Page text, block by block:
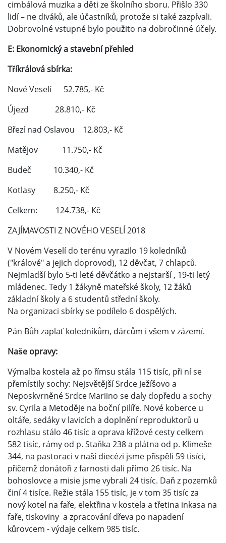
cimbálová muzika a děti ze školního sboru. Přišlo 330
lidí – ne diváků, ale účastníků, protože si také zazpívali.
Dobrovolné vstupné bylo použito na dobročinné účely.
E: Ekonomický a stavební přehled
Tříkrálová sbírka:
Nové Veselí 52.785,- Kč
Újezd 28.810,- Kč
Březí nad Oslavou 12.803,- Kč
Matějov 11.750,- Kč
Budeč 10.340,- Kč
Kotlasy 8.250,- Kč
Celkem: 124.738,- Kč
ZAJÍMAVOSTI Z NOVÉHO VESELÍ 2018
V Novém Veselí do terénu vyrazilo 19 koledníků
("králové" a jejich doprovod), 12 děvčat, 7 chlapců.
Nejmladší bylo 5-ti leté děvčátko a nejstarší , 19-ti letý
mládenec. Tedy 1 žákyně mateřské školy, 12 žáků
základní školy a 6 studentů střední školy.
Na organizaci sbírky se podílelo 6 dospělých.
Pán Bůh zaplať koledníkům, dárcům i všem v zázemí.
Naše opravy:
Výmalba kostela až po římsu stála 115 tisíc, při ní se
přemístily sochy: Nejsvětější Srdce Ježíšovo a
Neposkvrněné Srdce Mariino se daly dopředu a sochy
sv. Cyrila a Metoděje na boční pilíře. Nové koberce u
oltáře, sedáky v lavicích a doplnění reproduktorů u
rozhlasu stálo 46 tisíc a oprava křížové cesty celkem
582 tisíc, rámy od p. Staňka 238 a plátna od p. Klimeše
344, na pastoraci v naší diecézi jsme přispěli 59 tisíci,
přičemž donátoři z farnosti dali přímo 26 tisíc. Na
bohoslovce a misie jsme vybrali 24 tisíc. Daň z pozemků
činí 4 tisíce. Režie stála 155 tisíc, je v tom 35 tisíc za
nový kotel na faře, elektřina v kostela a třetina inkasa na
faře, tiskoviny a zpracování dřeva po napadení
kůrovcem - výdaje celkem 985 tisíc.